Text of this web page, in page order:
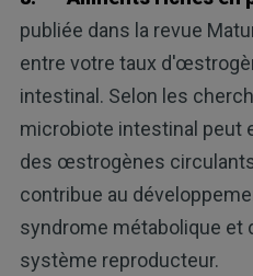
publiée dans la revue
entre votre taux
intestinal. Selon les
microbiote intestinal peut
des œstrogènes
contribue au
syndrome métabolique et
système reproducteur.